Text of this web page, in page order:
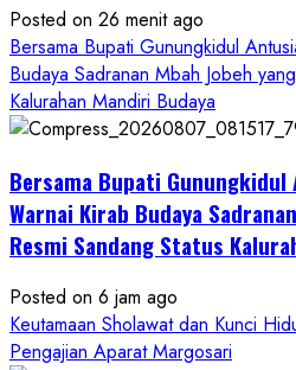
Posted on 26 menit ago
Bersama Bupati Gunungkidul
Budaya Sadranan Mbah Jobeh
Kalurahan Mandiri Budaya
Bersama Bupati Gunungkidul
Warnai Kirab Budaya
Resmi Sandang Status
Posted on 6 jam ago
Keutamaan Sholawat dan Kunci
Pengajian Aparat Margosari